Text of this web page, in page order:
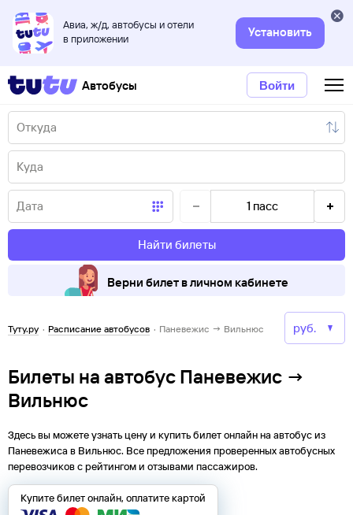
Авиа, ж/д, автобусы и отели
в приложении
Установить
Автобусы Войти
1 пасс
Найти билеты
Верни билет в личном кабинете
Туту.ру · Расписание автобусов · Паневежис → Вильнюс
Билеты на автобус Паневежис →
Вильнюс
Здесь вы можете узнать цену и купить билет онлайн на автобус из
Паневежисав Вильнюс. Все предложения проверенных автобусных
перевозчиков с рейтингом и отзывами пассажиров.
Купите билет онлайн, оплатите картой